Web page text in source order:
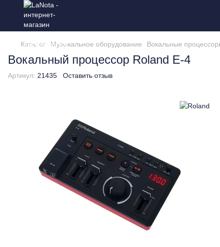
Каталог Музыкальное оборудование Вокальные
Вокальный процессор Roland E-4
Артикул: 21435 Оставить отзыв